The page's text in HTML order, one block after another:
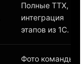
Полные ТТХ,
интеграция
этапов из 1С.
Фото команды,